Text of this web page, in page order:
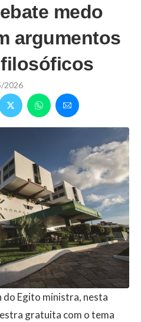
medo
argumentos
2026
Egito ministra, nesta
gratuita com o tema